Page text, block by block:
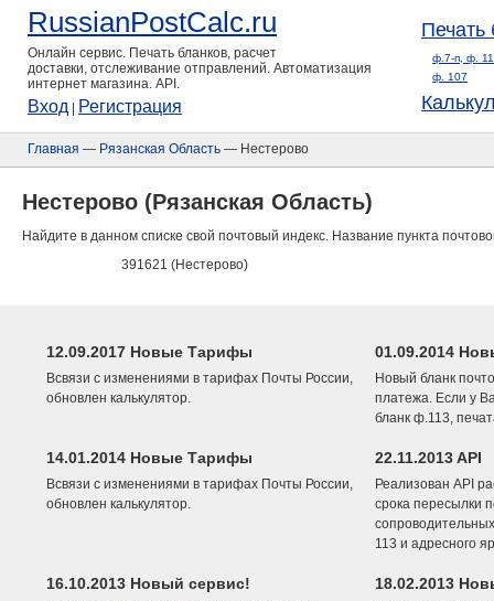
RussianPostCalc.ru
Онлайн сервис. Печать бланков, расчет
доставки, отслеживание отправлений. Автоматизация
интернет магазина. API.
Вход Регистрация
Печать
ф.7-п, ф.
ф. 107
Главная — Рязанская Область — Нестерово
Нестерово (Рязанская Область)
Найдите в данном списке свой почтовый индекс. Название пункта
391621 (Нестерово)
12.09.2017 Новые Тарифы
Всвязи с изменениями в тарифах Почты России,
обновлен калькулятор.
01.09.2014
Новый бланк
платежа. Если у
бланк ф.113,
14.01.2014 Новые Тарифы
Всвязи с изменениями в тарифах Почты России,
обновлен калькулятор.
22.11.2013 API
Реализован API
срока пересылки
113 и адресного
16.10.2013 Новый сервис! 18.02.2013